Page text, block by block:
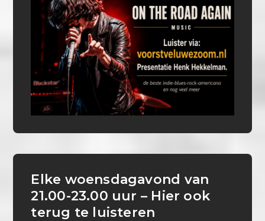
Elke woensdagavond van
21.00-23.00 uur – Hier ook
terug te luisteren